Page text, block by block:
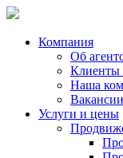
Компания
Об
Клиенты
Наша
Вакансии
Услуги и цены